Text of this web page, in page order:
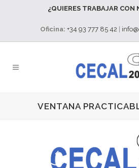
¿QUIERES TRABAJAR CON
Oficina: +34 93 777 85 42
VENTANA